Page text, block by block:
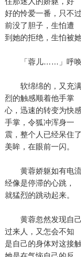
好的怜爱一番，只不
前没了胆子，生怕遭
到她的拒绝，生怕
「蓉儿……」呼唤
软绵绵的，又充满
烈的触感顺着他手掌
心，迅速的转变为快
手掌，令狐冲浑身一
震，整个人已经呆住
美眸，在眼前一闪。
黄蓉娇躯如有电流
经像是停滞的心跳，
就猛烈的跳动起来。
黄蓉忽然发现自己
过来人，又怎会不知
是自己的身体对这接